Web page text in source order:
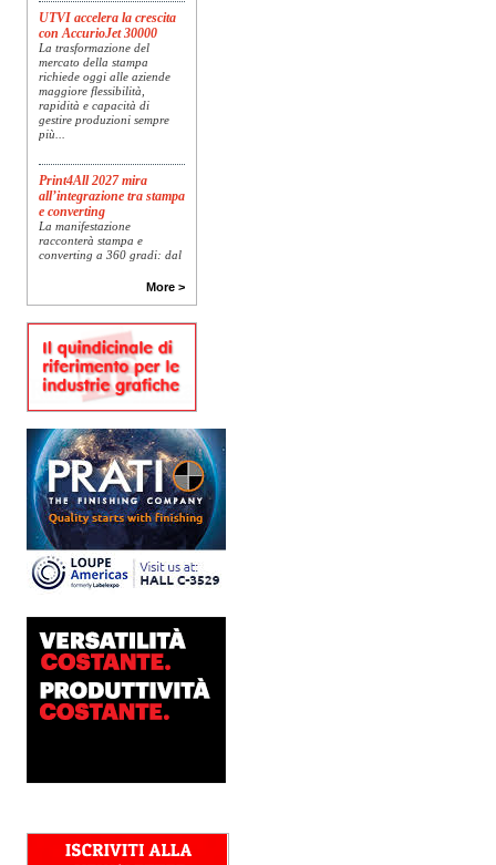
UTVI accelera la crescita
con AccurioJet 30000
La trasformazione del
mercato della stampa
richiede oggi alle aziende
maggiore flessibilità,
rapidità e capacità di
gestire produzioni sempre
più...
Print4All 2027 mira
all’integrazione tra stampa
e converting
La manifestazione
racconterà stampa e
converting a 360 gradi: dal
package printing alle
alla visual communication.
Una...
Platinum Technologies
presenta SIGNATURE
Flatbed
Dopo anni di ricerca,
sviluppo e analisi
esigenze produttive del
mercato, Platinum
Technologies, centro
europeo di ricerca e...
Polyedra diventa un
marchio europeo: nasce
Polyedra Distribution
Group
Le società di distribuzione di
brand Polyedra per
identificare l’attività di
distribuzione in Italia,
Spagna, Francia e...
Kolor+Service e T&K
acquisiscono Tecnologie
soluzioni per la misurazione
More >